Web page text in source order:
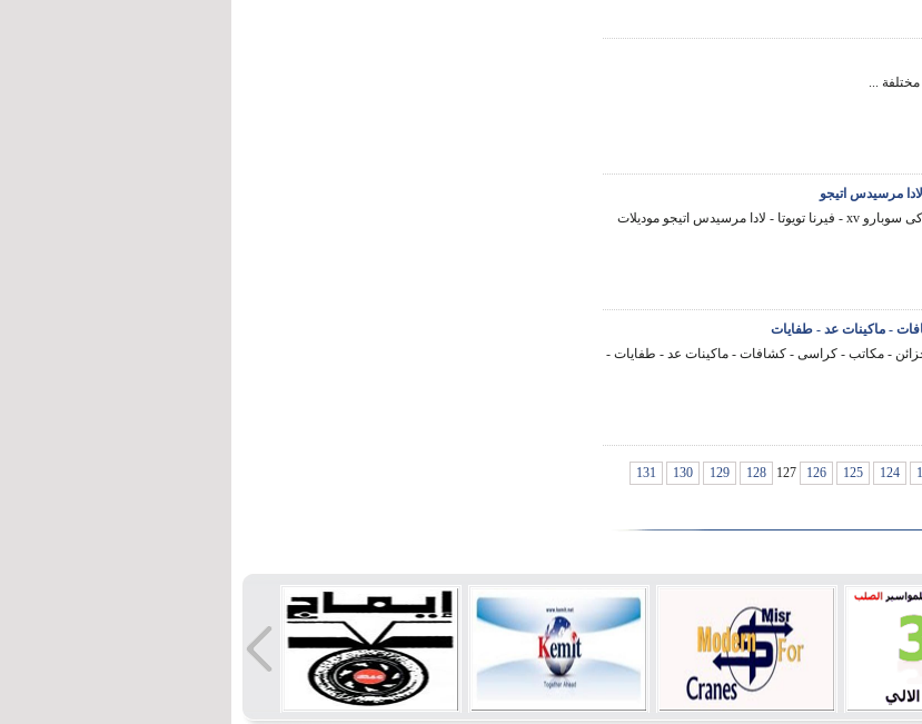
124
125
126
128
129
130
131
...
بيع عدد 38 سيارة نقل وملاكى سوبارو xv - فيرنا تويوتا - لادا مرسيدس اتيجو موديلات
- ماكينات عد - طفايات
- مكاتب - كراسى - كشافات - ماكينات عد - طفايات -